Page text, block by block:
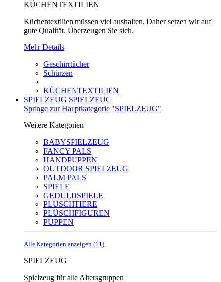
KÜCHENTEXTILIEN
Küchentextilien müssen viel aushalten. Daher setzen wir auf
gute Qualität. Überzeugen Sie sich.
Mehr Details
Geschirrtücher
Schürzen
KÜCHENTEXTILIEN
SPIELZEUG SPIELZEUG
Springe zur Hauptkategorie "SPIELZEUG"
Weitere Kategorien
BABYSPIELZEUG
FANCY PALS
HANDPUPPEN
OUTDOOR SPIELZEUG
PALM PALS
SPIELE
GEDULDSPIELE
PLÜSCHTIERE
PLÜSCHFIGUREN
PUPPEN
Alle Kategorien anzeigen (11)
SPIELZEUG
Spielzeug für alle Altersgruppen